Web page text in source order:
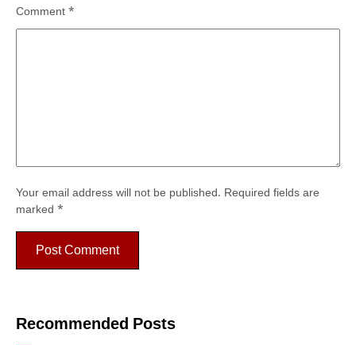
Your email address will not be published. Required fields are
marked *
Comment *
Recommended Posts